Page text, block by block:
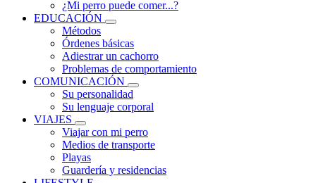
¿Mi perro puede comer...?
EDUCACIÓN
Métodos
Órdenes básicas
Adiestrar un cachorro
Problemas de comportamiento
COMUNICACIÓN
Su personalidad
Su lenguaje corporal
VIAJES
Viajar con mi perro
Medios de transporte
Playas
Guardería y residencias